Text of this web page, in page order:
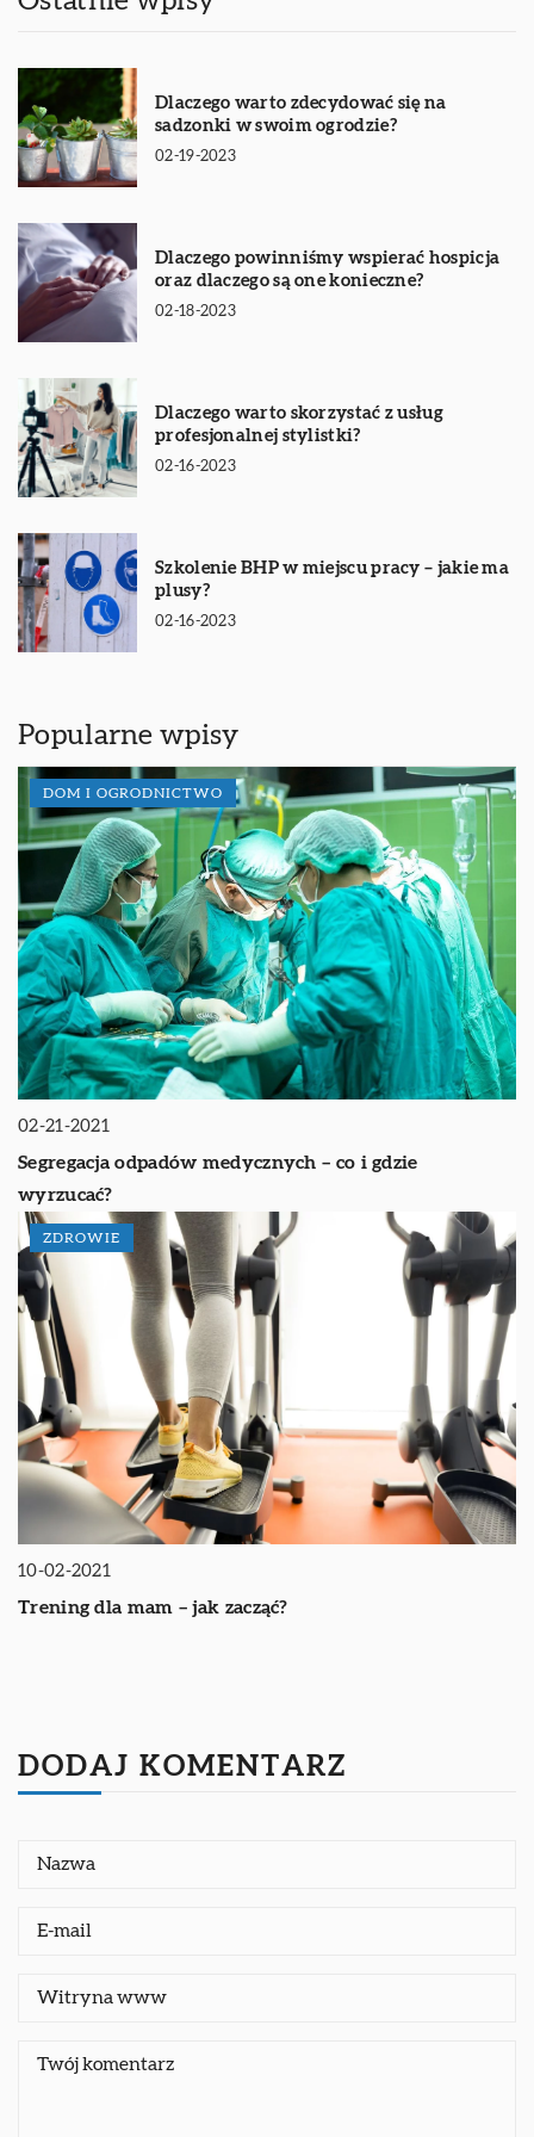
Dlaczego warto zdecydować się na
sadzonki w swoim ogrodzie?
02-19-2023
Dlaczego powinniśmy wspierać hospicja
oraz dlaczego są one konieczne?
02-18-2023
Dlaczego warto skorzystać z usług
profesjonalnej stylistki?
02-16-2023
Szkolenie BHP w miejscu pracy – jakie ma
plusy?
02-16-2023
Popularne wpisy
DOM I OGRODNICTWO
02-21-2021
Segregacja odpadów medycznych – co i gdzie
wyrzucać?
ZDROWIE
10-02-2021
Trening dla mam – jak zacząć?
DODAJ KOMENTARZ